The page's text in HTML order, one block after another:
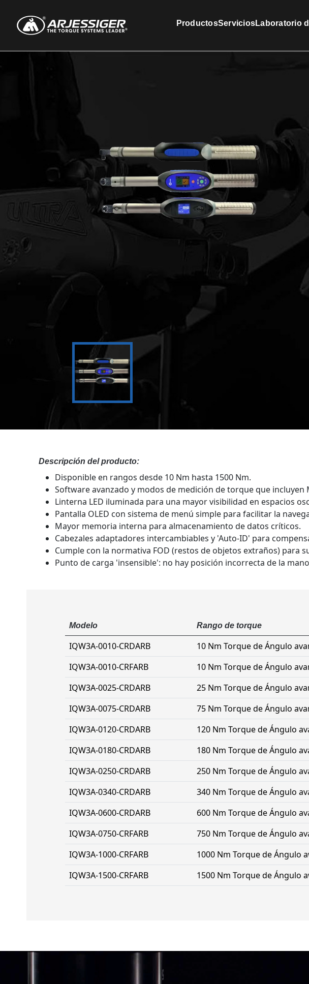
ProductosServiciosLaboratorio
Descripción del producto:
Disponible en rangos desde 10 Nm hasta 1500 Nm.
Software avanzado y modos de medición de torque que incluyen
Linterna LED iluminada para una mayor visibilidad en espacios
Pantalla OLED con sistema de menú simple para facilitar la
Mayor memoria interna para almacenamiento de datos críticos.
Cabezales adaptadores intercambiables y 'Auto-ID' para
Cumple con la normativa FOD (restos de objetos extraños) para
Punto de carga 'insensible': no ​​hay posición incorrecta de la
Modelo Rango de torque
IQW3A-0010-CRDARB
10 Nm Torque de Ángulo
IQW3A-0010-CRFARB
10 Nm Torque de Ángulo
IQW3A-0025-CRDARB
25 Nm Torque de Ángulo
IQW3A-0075-CRDARB
75 Nm Torque de Ángulo
IQW3A-0120-CRDARB
120 Nm Torque de Ángulo
IQW3A-0180-CRDARB
180 Nm Torque de Ángulo
IQW3A-0250-CRDARB
250 Nm Torque de Ángulo
IQW3A-0340-CRDARB
340 Nm Torque de Ángulo
IQW3A-0600-CRDARB
600 Nm Torque de Ángulo
IQW3A-0750-CRFARB
750 Nm Torque de Ángulo
IQW3A-1000-CRFARB
1000 Nm Torque de Ángulo
IQW3A-1500-CRFARB
1500 Nm Torque de Ángulo